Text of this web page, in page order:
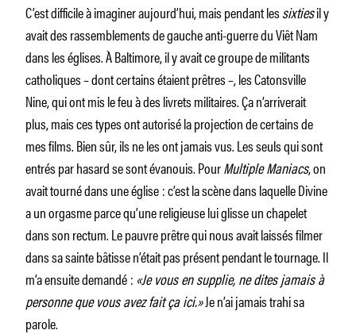
C’est difficile à imaginer aujourd’hui, mais pendant lessixtiesil y
avait des rassemblements de gauche anti-guerre du Viêt Nam
dans les églises. À Baltimore, il y avait ce groupe de militants
catholiques – dont certains étaient prêtres –, les Catonsville
Nine, qui ont mis le feu à des livrets militaires. Ça n’arriverait
plus, mais ces types ont autorisé la projection de certains de
mes films. Bien sûr, ils ne les ont jamais vus. Les seuls qui sont
entrés par hasard se sont évanouis. PourMultiple Maniacs, on
avait tourné dans une église : c’est la scène dans laquelle Divine
a un orgasme parce qu’une religieuse lui glisse un chapelet
dans son rectum. Le pauvre prêtre qui nous avait laissés filmer
dans sa sainte bâtisse n’était pas présent pendant le tournage. Il
m’a ensuite demandé : «Je vous en supplie, ne dites jamais à
personne que vous avez fait ça ici.»Je n’ai jamais trahi sa
parole.